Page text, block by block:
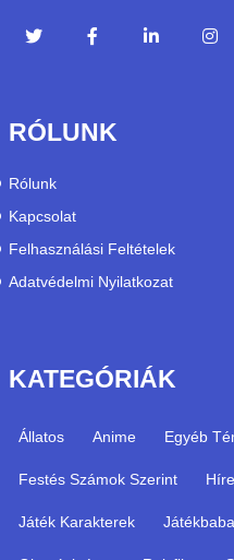
RÓLUNK
Rólunk
Kapcsolat
Felhasználási Feltételek
Adatvédelmi Nyilatkozat
KATEGÓRIÁK
Állatos Anime Egyéb
Festés Számok Szerint
Játék Karakterek Játékbaba